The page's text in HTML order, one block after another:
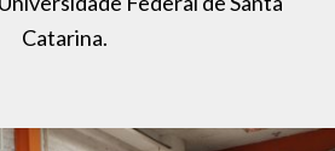
Catarina.